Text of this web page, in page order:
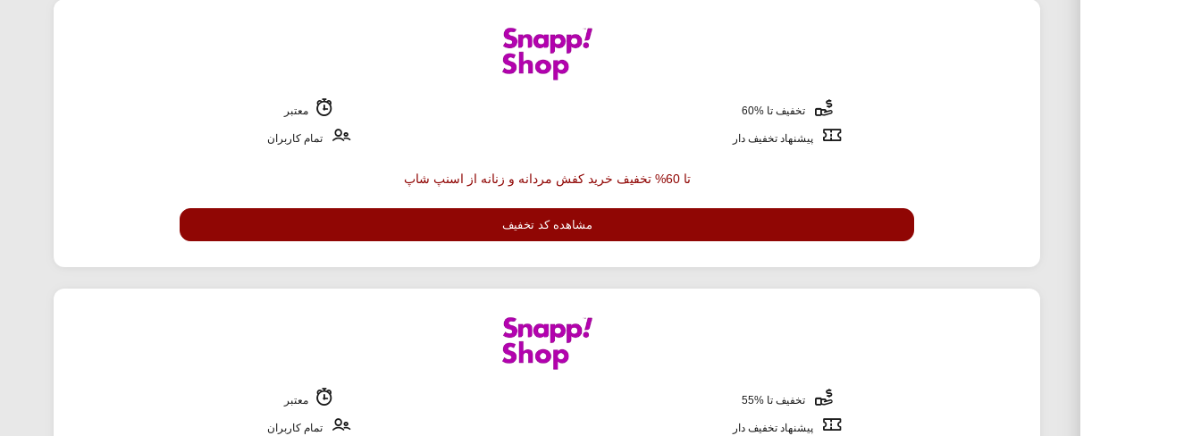
تخفیف تا %60 معتبر
پیشنهاد تخفیف دار تمام کاربران
تا 60% تخفیف خرید کفش مردانه و زنانه از اسنپ شاپ
مشاهده کد تخفیف
تخفیف تا %55 معتبر
پیشنهاد تخفیف دار تمام کاربران